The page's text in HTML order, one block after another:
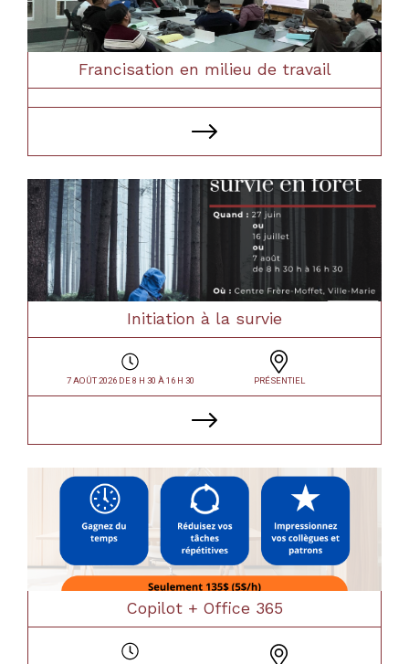
Francisation en milieu de travail
Initiation à la survie
7 AOÛT 2026 DE 8 H 30 À 16 H 30 PRÉSENTIEL
Copilot + Office 365